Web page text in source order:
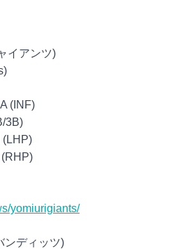
イアンツ)
(INF)
3B)
(LHP)
yomiurigiants/
ンディッツ)